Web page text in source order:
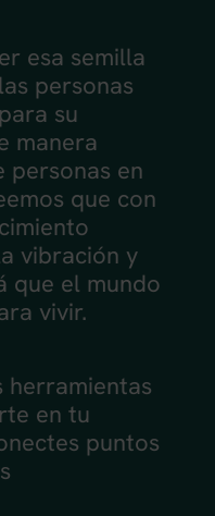
esa semilla
personas
su
manera
personas en
que con
vibración y
que el mundo
vivir.
herramientas
en tu
puntos